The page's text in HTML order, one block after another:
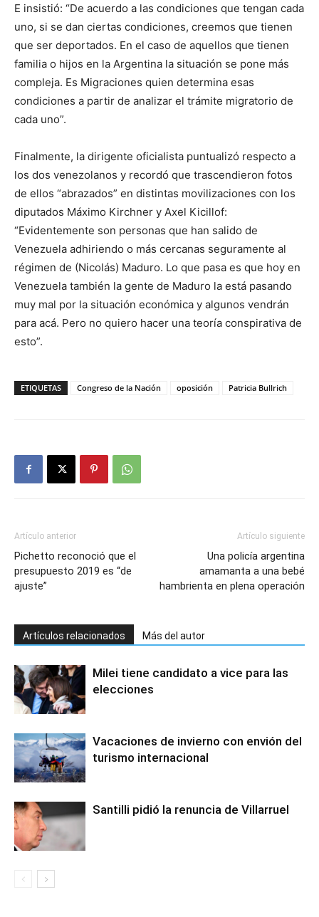
E insistió: “De acuerdo a las condiciones que tengan cada
uno, si se dan ciertas condiciones, creemos que tienen
que ser deportados. En el caso de aquellos que tienen
familia o hijos en la Argentina la situación se pone más
compleja. Es Migraciones quien determina esas
condiciones a partir de analizar el trámite migratorio de
cada uno”.
Finalmente, la dirigente oficialista puntualizó respecto a
los dos venezolanos y recordó que trascendieron fotos
de ellos “abrazados” en distintas movilizaciones con los
diputados Máximo Kirchner y Axel Kicillof:
“Evidentemente son personas que han salido de
Venezuela adhiriendo o más cercanas seguramente al
régimen de (Nicolás) Maduro. Lo que pasa es que hoy en
Venezuela también la gente de Maduro la está pasando
muy mal por la situación económica y algunos vendrán
para acá. Pero no quiero hacer una teoría conspirativa de
esto”.
ETIQUETAS Congreso de la Nación oposición Patricia Bullrich
Artículo anterior
Pichetto reconoció que el
presupuesto 2019 es “de
ajuste”
Artículo siguiente
Una policía argentina
amamanta a una bebé
hambrienta en plena operación
Artículos relacionados Más del autor
Milei tiene candidato a vice para las
elecciones
Vacaciones de invierno con envión del
turismo internacional
Santilli pidió la renuncia de Villarruel